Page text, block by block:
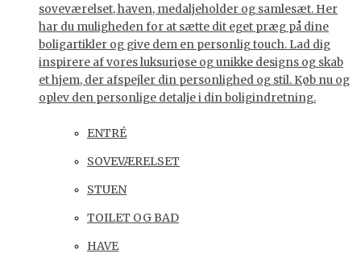
soveværelset, haven, medaljeholder og samlesæt. Her
har du muligheden for at sætte dit eget præg på dine
boligartikler og give dem en personlig touch. Lad dig
inspirere af vores luksuriøse og unikke designs og skab
et hjem, der afspejler din personlighed og stil. Køb nu og
oplev den personlige detalje i din boligindretning.
ENTRÉ
SOVEVÆRELSET
STUEN
TOILET OG BAD
HAVE